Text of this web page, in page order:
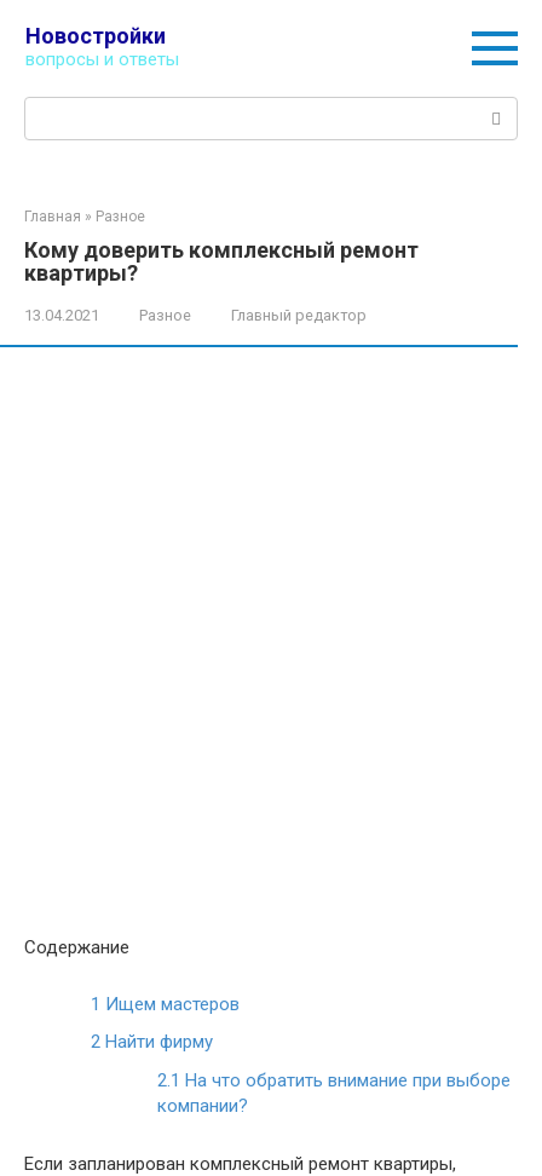
контенту
Новостройки
вопросы и ответы
Главная » Разное
Кому доверить комплексный ремонт
квартиры?
13.04.2021 Разное Главный редактор
Содержание
1 Ищем мастеров
2 Найти фирму
2.1 На что обратить внимание при выборе
компании?
Если запланирован комплексный ремонт квартиры,